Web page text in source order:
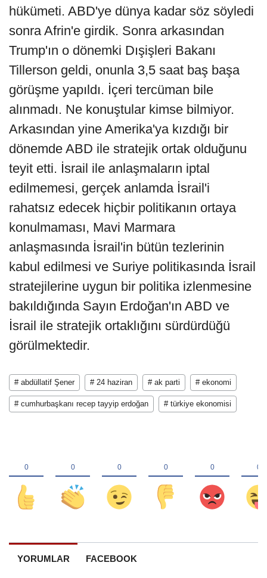
hükümeti. ABD'ye dünya kadar söz söyledi
sonra Afrin'e girdik. Sonra arkasından
Trump'ın o dönemki Dışişleri Bakanı
Tillerson geldi, onunla 3,5 saat baş başa
görüşme yapıldı. İçeri tercüman bile
alınmadı. Ne konuştular kimse bilmiyor.
Arkasından yine Amerika'ya kızdığı bir
dönemde ABD ile stratejik ortak olduğunu
teyit etti. İsrail ile anlaşmaların iptal
edilmemesi, gerçek anlamda İsrail'i
rahatsız edecek hiçbir politikanın ortaya
konulmaması, Mavi Marmara
anlaşmasında İsrail'in bütün tezlerinin
kabul edilmesi ve Suriye politikasında İsrail
stratejilerine uygun bir politika izlenmesine
bakıldığında Sayın Erdoğan'ın ABD ve
İsrail ile stratejik ortaklığını sürdürdüğü
görülmektedir.
# abdüllatif Şener # 24 haziran # ak parti # ekonomi
# cumhurbaşkanı recep tayyip erdoğan # türkiye ekonomisi
YORUMLAR FACEBOOK